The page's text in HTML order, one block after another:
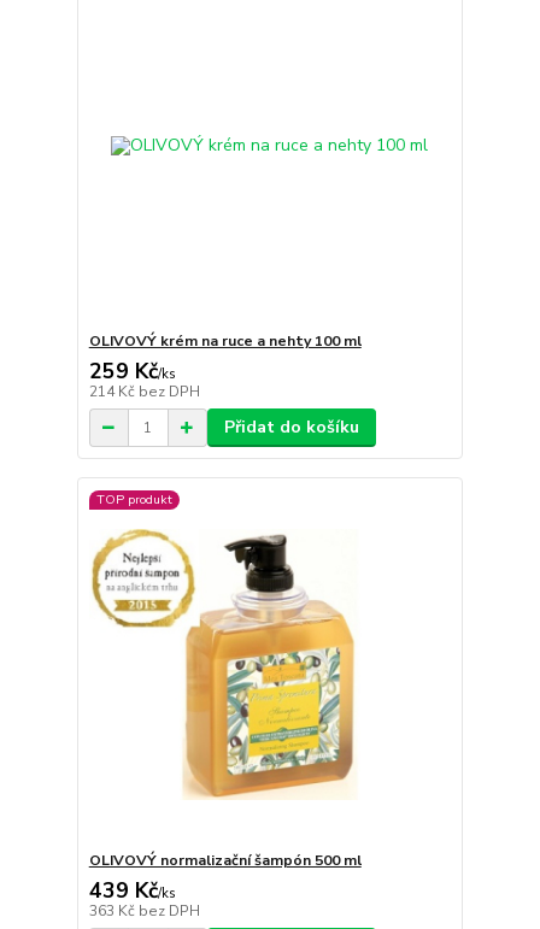
OLIVOVÝ krém na ruce a nehty 100 ml
259 Kč/ks
214 Kč bez DPH
Přidat do košíku
TOP produkt
OLIVOVÝ normalizační šampón 500 ml
439 Kč/ks
363 Kč bez DPH